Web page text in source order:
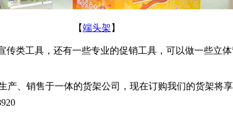
【端头架 】
类工具，还有一些专业的促销工具，可以做一些立体
产、销售于一体的货架公司，现在订购我们的货架将